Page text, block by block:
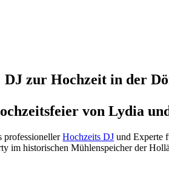
DJ zur Hochzeit in der
von Lydia
professionellerHochzeits DJ und Experte
im historischen Mühlenspeicher der